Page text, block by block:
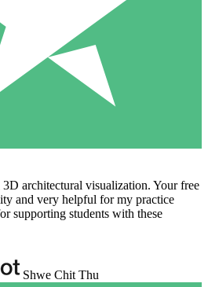
architectural visualization. Your free
and very helpful for my practice
supporting students with these
Shwe Chit Thu